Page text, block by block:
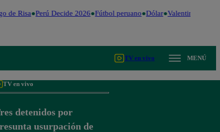
de Risa Perú Decide 2026 Fútbol peruano Dólar Valentina Valiente
TV en vivo MENÚ
TV en vivo
detenidos por
usurpación de